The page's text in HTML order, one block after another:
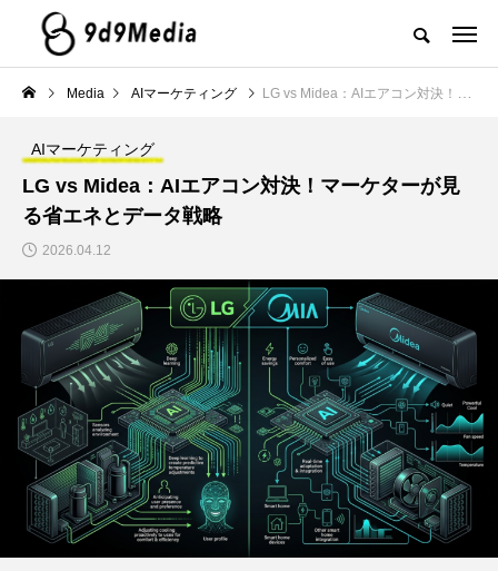
Media AIマーケティング LG vs Midea：AIエアコン対決！マーケターが見る省エネとデータ戦略
AIマーケティング
LG vs Midea：AIエアコン対決！マーケターが見
る省エネとデータ戦略
2026.04.12